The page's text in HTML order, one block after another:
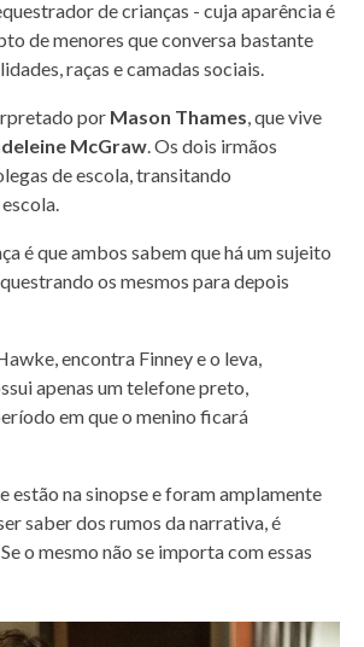
de crianças - cuja aparência é
de menores que conversa bastante
raças e camadas sociais.
por Mason Thames, que vive
McGraw. Os dois irmãos
de escola, transitando
é que ambos sabem que há um sujeito
os mesmos para depois
encontra Finney e o leva,
apenas um telefone preto,
em que o menino ficará
estão na sinopse e foram amplamente
saber dos rumos da narrativa, é
o mesmo não se importa com essas